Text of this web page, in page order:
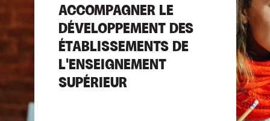
ACCOMPAGNER LE
DÉVELOPPEMENT DES
ÉTABLISSEMENTS DE
L'ENSEIGNEMENT
SUPÉRIEUR